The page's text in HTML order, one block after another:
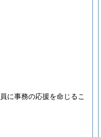
に事務の応援を命じるこ